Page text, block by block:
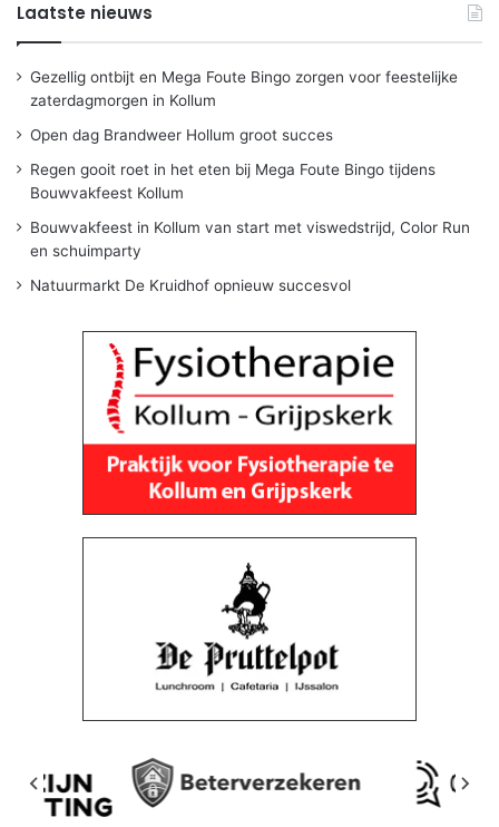
Laatste nieuws
Gezellig ontbijt en Mega Foute Bingo zorgen voor feestelijke
zaterdagmorgen in Kollum
Open dag Brandweer Hollum groot succes
Regen gooit roet in het eten bij Mega Foute Bingo tijdens
Bouwvakfeest Kollum
Bouwvakfeest in Kollum van start met viswedstrijd, Color Run
en schuimparty
Natuurmarkt De Kruidhof opnieuw succesvol